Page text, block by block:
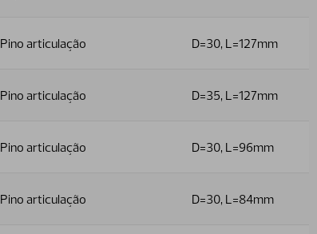
Pino articulação D=30, L=127mm
Pino articulação D=35, L=127mm
Pino articulação D=30, L=96mm
Pino articulação D=30, L=84mm